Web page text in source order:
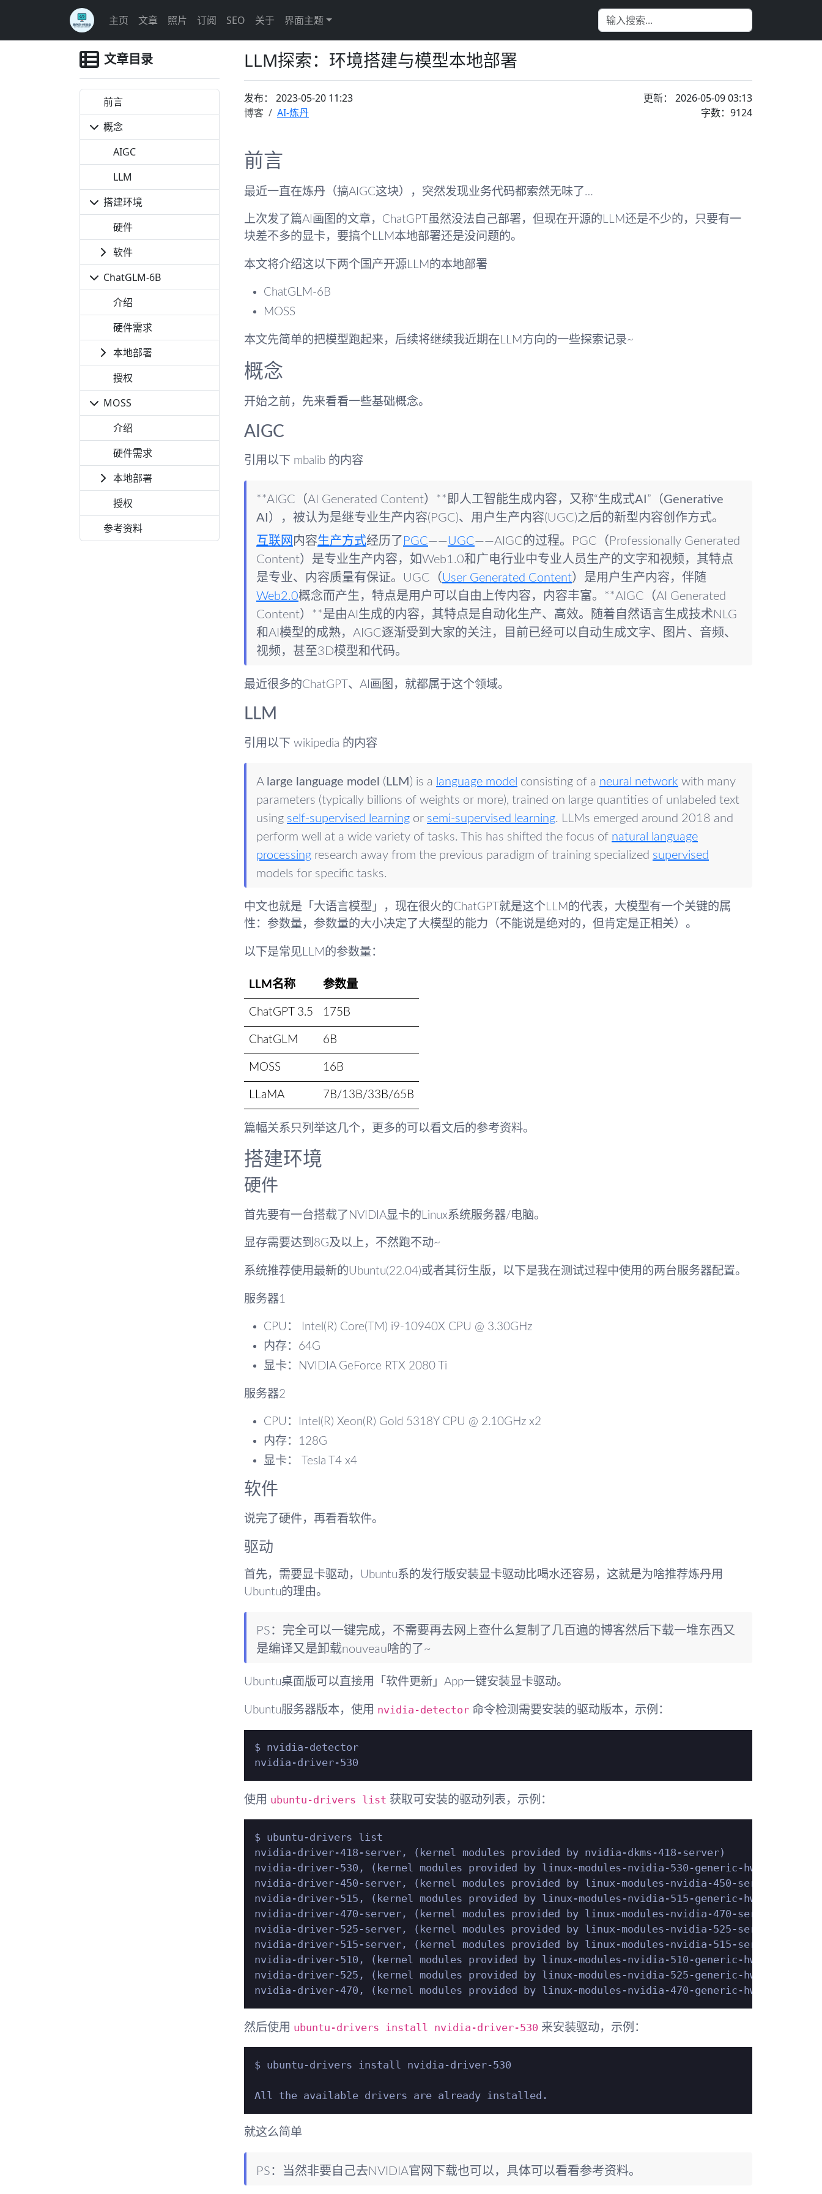
主页 文章 照片 订阅 SEO 关于 界面主题
文章目录
前言
概念
AIGC
LLM
搭建环境
硬件
软件
ChatGLM-6B
介绍
硬件需求
本地部署
授权
MOSS
介绍
硬件需求
本地部署
授权
参考资料
LLM探索：环境搭建与模型本地部署
发布： 2023-05-20 11:23
更新： 2026-05-09 03:13
博客
AI-炼丹 字数：9124
前言
最近一直在炼丹（搞AIGC这块），突然发现业务代码都索然无味了…
上次发了篇AI画图的文章，ChatGPT虽然没法自己部署，但现在开源的LLM还是不少的，只要有一
块差不多的显卡，要搞个LLM本地部署还是没问题的。
本文将介绍这以下两个国产开源LLM的本地部署
ChatGLM-6B
MOSS
本文先简单的把模型跑起来，后续将继续我近期在LLM方向的一些探索记录~
概念
开始之前，先来看看一些基础概念。
AIGC
引用以下 mbalib 的内容
**AIGC（AI Generated Content）**即人工智能生成内容，又称“生成式AI ”（ Generative
AI ），被认为是继专业生产内容(PGC)、用户生产内容(UGC)之后的新型内容创作方式。
互联网 内容生产方式经历了 PGC——UGC——AIGC的过程。PGC（Professionally Generated
Content）是专业生产内容，如Web1.0和广电行业中专业人员生产的文字和视频，其特点
是专业、内容质量有保证。UGC（ User Generated Content）是用户生产内容，伴随
Web2.0概念而产生，特点是用户可以自由上传内容，内容丰富。**AIGC（AI Generated
Content）**是由AI生成的内容，其特点是自动化生产、高效。随着自然语言生成技术NLG
和AI模型的成熟，AIGC逐渐受到大家的关注，目前已经可以自动生成文字、图片、音频、
视频，甚至3D模型和代码。
最近很多的ChatGPT、AI画图，就都属于这个领域。
LLM
引用以下 wikipedia 的内容
A large language model ( LLM ) is a language model consisting of a neural network with many
parameters (typically billions of weights or more), trained on large quantities of unlabeled text
using self-supervised learning or semi-supervised learning. LLMs emerged around 2018 and
perform well at a wide variety of tasks. This has shifted the focus of natural language
processing research away from the previous paradigm of training specialized supervised
models for specific tasks.
中文也就是「大语言模型」，现在很火的ChatGPT就是这个LLM的代表，大模型有一个关键的属
性：参数量，参数量的大小决定了大模型的能力（不能说是绝对的，但肯定是正相关）。
以下是常见LLM的参数量：
LLM名称 参数量
ChatGPT 3.5 175B
ChatGLM 6B
MOSS 16B
LLaMA 7B/13B/33B/65B
篇幅关系只列举这几个，更多的可以看文后的参考资料。
搭建环境
硬件
首先要有一台搭载了NVIDIA显卡的Linux系统服务器/电脑。
显存需要达到8G及以上，不然跑不动~
系统推荐使用最新的Ubuntu(22.04)或者其衍生版，以下是我在测试过程中使用的两台服务器配置。
服务器1
CPU： Intel(R) Core(TM) i9-10940X CPU @ 3.30GHz
内存：64G
显卡：NVIDIA GeForce RTX 2080 Ti
服务器2
CPU：Intel(R) Xeon(R) Gold 5318Y CPU @ 2.10GHz x2
内存：128G
显卡： Tesla T4 x4
软件
说完了硬件，再看看软件。
驱动
首先，需要显卡驱动，Ubuntu系的发行版安装显卡驱动比喝水还容易，这就是为啥推荐炼丹用
Ubuntu的理由。
PS：完全可以一键完成，不需要再去网上查什么复制了几百遍的博客然后下载一堆东西又
是编译又是卸载nouveau啥的了~
Ubuntu桌面版可以直接用「软件更新」App一键安装显卡驱动。
Ubuntu服务器版本，使用 nvidia-detector 命令检测需要安装的驱动版本，示例：
$ nvidia-detector
使用 ubuntu-drivers list 获取可安装的驱动列表，示例：
$ ubuntu-drivers list
nvidia-driver-418-server, (kernel modules provided by nvidia-dkms-418-server)
nvidia-driver-530, (kernel modules provided by linux-modules-nvidia-530-generic-hwe-22.04)
nvidia-driver-450-server, (kernel modules provided by linux-modules-nvidia-450-server-
nvidia-driver-515, (kernel modules provided by linux-modules-nvidia-515-generic-hwe-22.04)
nvidia-driver-470-server, (kernel modules provided by linux-modules-nvidia-470-server-
nvidia-driver-525-server, (kernel modules provided by linux-modules-nvidia-525-server-
nvidia-driver-515-server, (kernel modules provided by linux-modules-nvidia-515-server-
nvidia-driver-510, (kernel modules provided by linux-modules-nvidia-510-generic-hwe-22.04)
nvidia-driver-525, (kernel modules provided by linux-modules-nvidia-525-generic-hwe-22.04)
然后使用 ubuntu-drivers install nvidia-driver-530 来安装驱动，示例：
$ ubuntu-drivers install nvidia-driver-530
就这么简单
PS：当然非要自己去NVIDIA官网下载也可以，具体可以看看参考资料。